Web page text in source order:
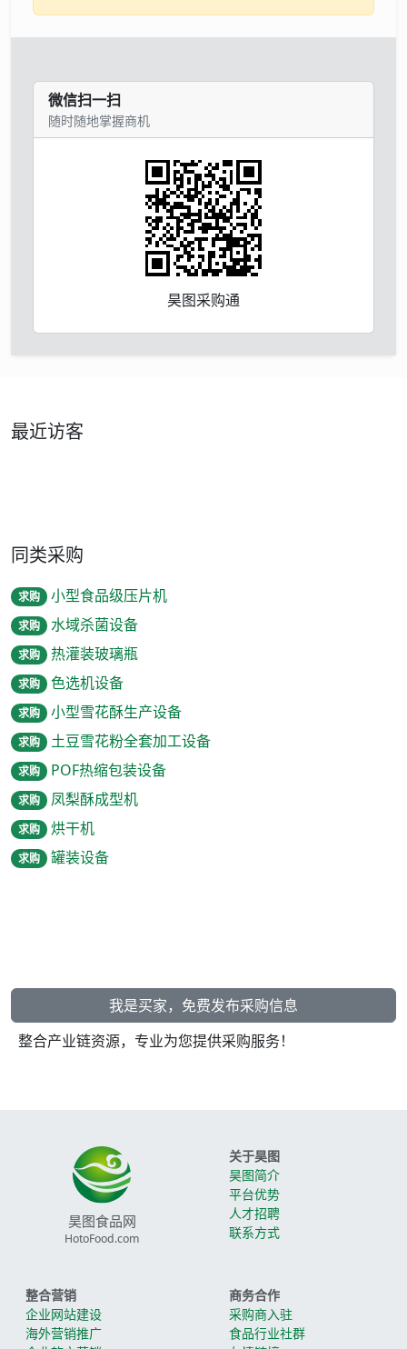
微信扫一扫
随时随地掌握商机
昊图采购通
最近访客
同类采购
求购 小型食品级压片机
求购 水域杀菌设备
求购 热灌装玻璃瓶
求购 色选机设备
求购 小型雪花酥生产设备
求购 土豆雪花粉全套加工设备
求购 POF热缩包装设备
求购 凤梨酥成型机
求购 烘干机
求购 罐装设备
我是买家，免费发布采购信息
整合产业链资源，专业为您提供采购服务！
昊图食品网
HotoFood.com
关于昊图
昊图简介
平台优势
人才招聘
联系方式
整合营销
企业网站建设
海外营销推广
商务合作
采购商入驻
食品行业社群